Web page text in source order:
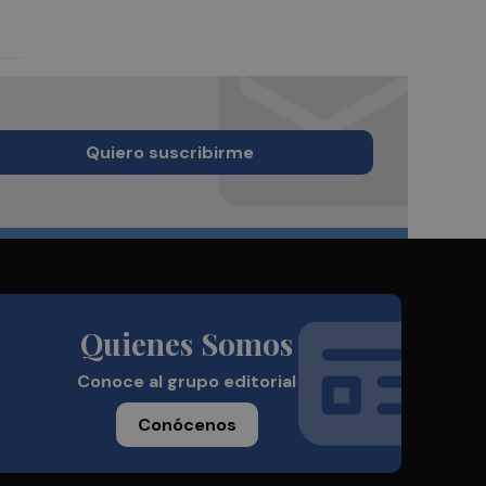
Quiero suscribirme
Quienes Somos
Conoce al grupo editorial
Conócenos